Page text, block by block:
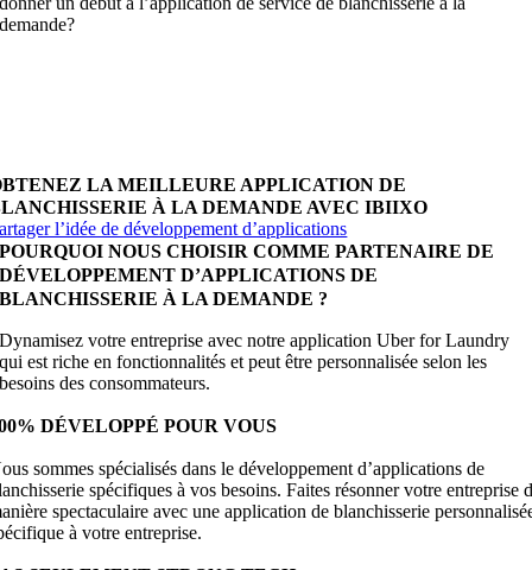
demande?
LA MEILLEURE APPLICATION DE
À LA DEMANDE AVEC IBIIXO
l’idée de développement d’applications
POURQUOI NOUS CHOISIR COMME PARTENAIRE DE
DÉVELOPPEMENT D’APPLICATIONS DE
BLANCHISSERIE À LA DEMANDE ?
Dynamisez votre entreprise avec notre application Uber for Laundry
qui est riche en fonctionnalités et peut être personnalisée selon les
besoins des consommateurs.
DÉVELOPPÉ POUR VOUS
sommes spécialisés dans le développement d’applications de
spécifiques à vos besoins. Faites résonner votre entreprise
spectaculaire avec une application de blanchisserie
à votre entreprise.